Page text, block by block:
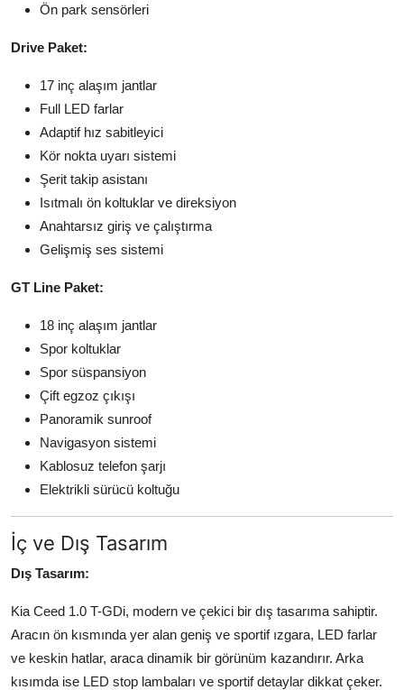
Ön park sensörleri
Drive Paket:
17 inç alaşım jantlar
Full LED farlar
Adaptif hız sabitleyici
Kör nokta uyarı sistemi
Şerit takip asistanı
Isıtmalı ön koltuklar ve direksiyon
Anahtarsız giriş ve çalıştırma
Gelişmiş ses sistemi
GT Line Paket:
18 inç alaşım jantlar
Spor koltuklar
Spor süspansiyon
Çift egzoz çıkışı
Panoramik sunroof
Navigasyon sistemi
Kablosuz telefon şarjı
Elektrikli sürücü koltuğu
İç ve Dış Tasarım
Dış Tasarım:
Kia Ceed 1.0 T-GDi, modern ve çekici bir dış tasarıma sahiptir.
Aracın ön kısmında yer alan geniş ve sportif ızgara, LED farlar
ve keskin hatlar, araca dinamik bir görünüm kazandırır. Arka
kısımda ise LED stop lambaları ve sportif detaylar dikkat çeker.